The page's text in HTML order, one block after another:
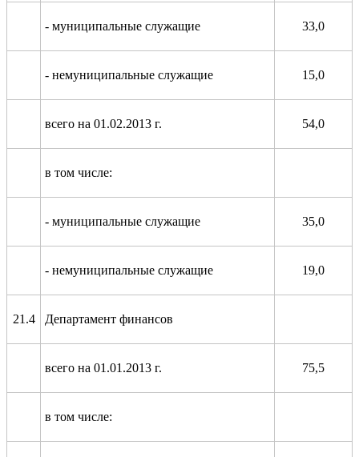
- муниципальные служащие 33,0
- немуниципальные служащие 15,0
всего на 01.02.2013 г. 54,0
в том числе:
- муниципальные служащие 35,0
- немуниципальные служащие 19,0
21.4 Департамент финансов
всего на 01.01.2013 г. 75,5
в том числе: